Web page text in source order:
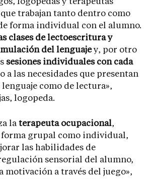
logopedas y terapeutas
trabajan tanto dentro como
forma individual con el alumno.
clases de lectoescritura y
del lenguajey, por otro
sesiones individuales con cada
a las necesidades que presentan
como de lectura»,
logopeda.
la terapeuta ocupacional,
forma grupal como individual,
las habilidades de
sensorial del alumno,
motivación a través del juego»,